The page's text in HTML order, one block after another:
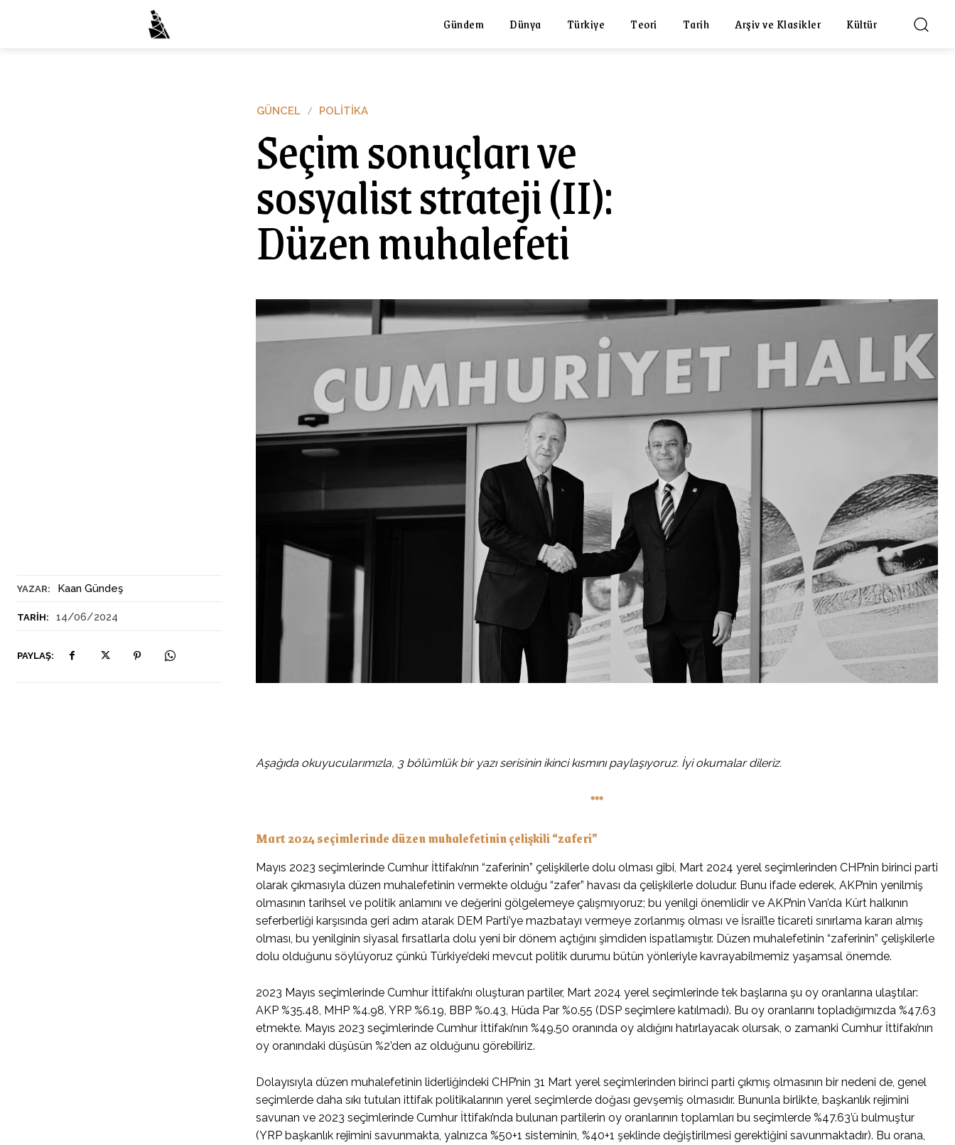
Gündem Dünya Türkiye Teori Tarih Arşiv ve Klasikler Kültür
YAZAR: Kaan Gündeş
TARIH: 14/06/2024
PAYLAŞ:
GÜNCEL POLITIKA
Seçim sonuçları ve
sosyalist strateji (II):
Düzen muhalefeti
Aşağıda okuyucularımızla, 3 bölümlük bir yazı serisinin ikinci kısmını paylaşıyoruz. İyi okumalar dileriz.
***
Mart 2024 seçimlerinde düzen muhalefetinin çelişkili “zaferi”
Mayıs 2023 seçimlerinde Cumhur İttifakı’nın “zaferinin” çelişkilerle dolu olması gibi, Mart 2024 yerel seçimlerinden CHP’nin birinci parti
olarak çıkmasıyla düzen muhalefetinin vermekte olduğu “zafer” havası da çelişkilerle doludur. Bunu ifade ederek, AKP’nin yenilmiş
olmasının tarihsel ve politik anlamını ve değerini gölgelemeye çalışmıyoruz; bu yenilgi önemlidir ve AKP’nin Van’da Kürt halkının
seferberliği karşısında geri adım atarak DEM Parti’ye mazbatayı vermeye zorlanmış olması ve İsrail’le ticareti sınırlama kararı almış
olması, bu yenilginin siyasal fırsatlarla dolu yeni bir dönem açtığını şimdiden ispatlamıştır. Düzen muhalefetinin “zaferinin” çelişkilerle
dolu olduğunu söylüyoruz çünkü Türkiye’deki mevcut politik durumu bütün yönleriyle kavrayabilmemiz yaşamsal önemde.
2023 Mayıs seçimlerinde Cumhur İttifakı’nı oluşturan partiler, Mart 2024 yerel seçimlerinde tek başlarına şu oy oranlarına ulaştılar:
AKP %35.48, MHP %4.98, YRP %6.19, BBP %0.43, Hüda Par %0.55 (DSP seçimlere katılmadı). Bu oy oranlarını topladığımızda %47.63
etmekte. Mayıs 2023 seçimlerinde Cumhur İttifakı’nın %49.50 oranında oy aldığını hatırlayacak olursak, o zamanki Cumhur İttifakı’nın
oy oranındaki düşüsün %2’den az olduğunu görebiliriz.
Dolayısıyla düzen muhalefetinin liderliğindeki CHP’nin 31 Mart yerel seçimlerinden birinci parti çıkmış olmasının bir nedeni de, genel
seçimlerde daha sıkı tutulan ittifak politikalarının yerel seçimlerde doğası gevşemiş olmasıdır. Bununla birlikte, başkanlık rejimini
savunan ve 2023 seçimlerinde Cumhur İttifakı’nda bulunan partilerin oy oranlarının toplamları bu seçimlerde %47.63’ü bulmuştur
(YRP başkanlık rejimini savunmakta, yalnızca %50+1 sisteminin, %40+1 şeklinde değiştirilmesi gerektiğini savunmaktadır). Bu orana,